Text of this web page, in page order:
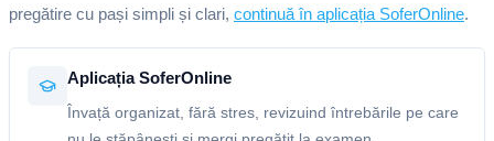
pregătire cu pași simpli și clari, continuă în aplicația SoferOnline.
Aplicația SoferOnline
Învață organizat, fără stres, revizuind întrebările pe care